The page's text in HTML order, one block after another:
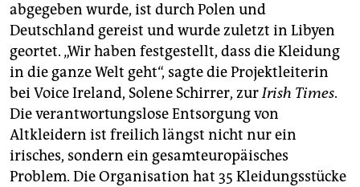
abgegeben wurde, ist durch Polen und
Deutschland gereist und wurde zuletzt in Libyen
geortet. „Wir haben festgestellt, dass die Kleidung
in die ganze Welt geht“, sagte die Projektleiterin
bei Voice Ireland, Solene Schirrer, zurIrish Times.
Die verantwortungslose Entsorgung von
Altkleidern ist freilich längst nicht nur ein
irisches, sondern ein gesamteuropäisches
Problem. Die Organisation hat 35 Kleidungsstücke